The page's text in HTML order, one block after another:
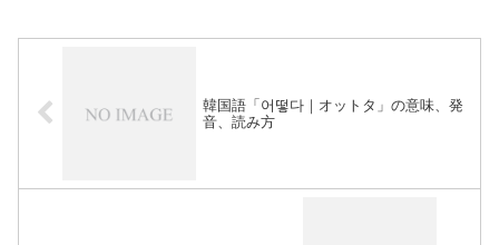
韓国語「어떻다｜オットタ」の意味、発
音、読み方